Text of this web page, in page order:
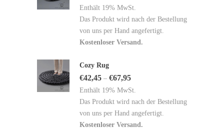
Enthält 19% MwSt.
Das Produkt wird nach der Bestellung
von uns per Hand angefertigt.
Kostenloser Versand.
Cozy Rug
€42,45 – €67,95
Enthält 19% MwSt.
Das Produkt wird nach der Bestellung
von uns per Hand angefertigt.
Kostenloser Versand.